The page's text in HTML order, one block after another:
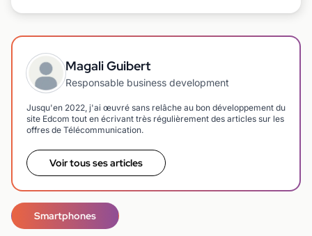
Magali Guibert
Responsable business development
Jusqu'en 2022, j'ai œuvré sans relâche au bon développement du
site Edcom tout en écrivant très régulièrement des articles sur les
offres de Télécommunication.
Voir tous ses articles
Smartphones